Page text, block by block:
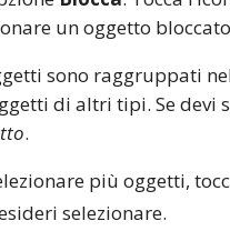
un oggetto
sono raggruppati
di altri tipi. Se devi
.
più oggetti,
selezionare.